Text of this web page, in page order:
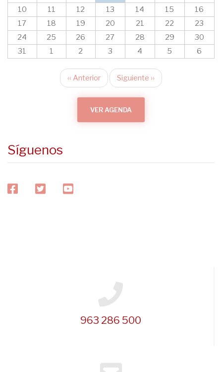
10
11 12 13 14 15
16
17
18 19 20 21 22
23
24
25 26 27 28 29
30
31
1 2 3 4 5 6
Paginación
‹‹ Anterior Siguiente ››
VER AGENDA
Síguenos
facebooktwitteryoutube
963 286 500